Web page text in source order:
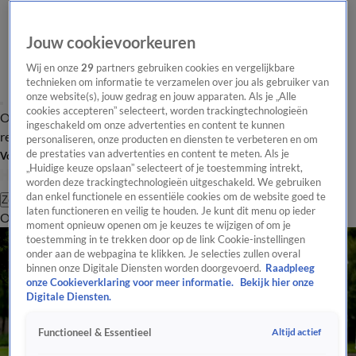
Overzicht Laatste nieuws Regionieuws Het beste van Hart
Tip de
redactie
Volg Hart van Nederland
Zoeken
OverzichtRegioUitzendingenWeerTip de redactiePanelVideo's
Jouw cookievoorkeuren
Wij en onze29 partners gebruiken cookies en vergelijkbare
technieken om informatie te verzamelen over jou als gebruiker van
onze website(s), jouw gedrag en jouw apparaten. Als je „Alle
cookies accepteren” selecteert, worden trackingtechnologieën
ingeschakeld om onze advertenties en content te kunnen
personaliseren, onze producten en diensten te verbeteren en om
de prestaties van advertenties en content te meten. Als je
„Huidige keuze opslaan” selecteert of je toestemming intrekt,
worden deze trackingtechnologieën uitgeschakeld. We gebruiken
dan enkel functionele en essentiële cookies om de website goed te
laten functioneren en veilig te houden. Je kunt dit menu op ieder
moment opnieuw openen om je keuzes te wijzigen of om je
toestemming in te trekken door op de link Cookie-instellingen
onder aan de webpagina te klikken. Je selecties zullen overal
binnen onze Digitale Diensten worden doorgevoerd. Raadpleeg
onze Cookieverklaring voor meer informatie.
Bekijk hier onze
Digitale Diensten.
Functioneel & Essentieel Altijd actief